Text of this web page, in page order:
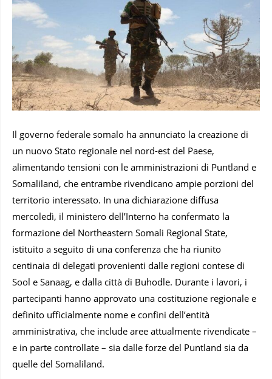
Il governo federale somalo ha annunciato la creazione di
un nuovo Stato regionale nel nord-est del Paese,
alimentando tensioni con le amministrazioni di Puntland e
Somaliland, che entrambe rivendicano ampie porzioni del
territorio interessato. In una dichiarazione diffusa
mercoledì, il ministero dell’Interno ha confermato la
formazione del Northeastern Somali Regional State,
istituito a seguito di una conferenza che ha riunito
centinaia di delegati provenienti dalle regioni contese di
Sool e Sanaag, e dalla città di Buhodle. Durante i lavori, i
partecipanti hanno approvato una costituzione regionale e
definito ufficialmente nome e confini dell’entità
amministrativa, che include aree attualmente rivendicate –
e in parte controllate – sia dalle forze del Puntland sia da
quelle del Somaliland.